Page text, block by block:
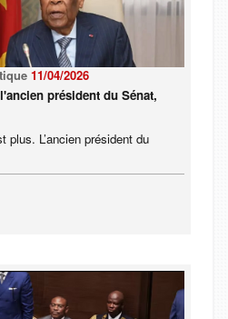
11/04/2026
président du Sénat,
plus. L’ancien président du